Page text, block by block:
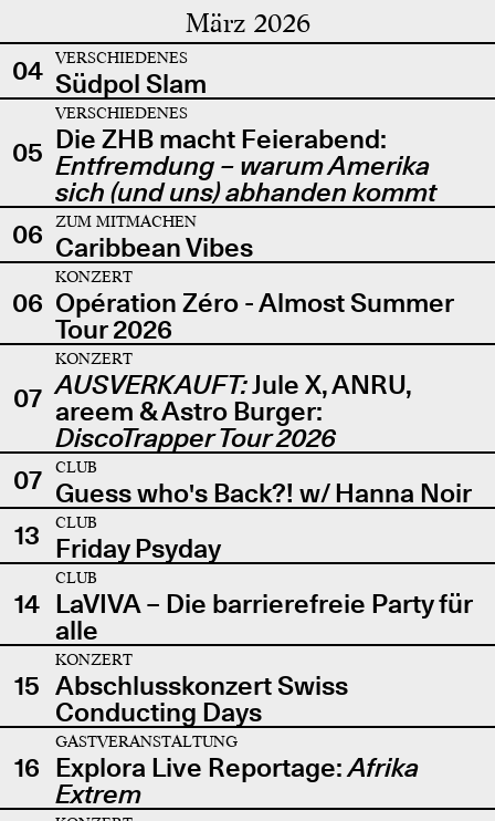
März 2026
04 VERSCHIEDENES
Südpol Slam
05
VERSCHIEDENES
Die ZHB macht Feierabend:
Entfremdung – warum Amerika
sich (und uns) abhanden kommt
06
ZUM MITMACHEN
Caribbean Vibes
06
KONZERT
Opération Zéro - Almost Summer
Tour 2026
07
KONZERT
AUSVERKAUFT:Jule X, ANRU,
areem & Astro Burger:
DiscoTrapper Tour 2026
07
CLUB
Guess who's Back?! w/ Hanna Noir
13
CLUB
Friday Psyday
14
CLUB
LaVIVA – Die barrierefreie Party für
alle
15
KONZERT
Abschlusskonzert Swiss
Conducting Days
16
GASTVERANSTALTUNG
Explora Live Reportage:Afrika
Extrem